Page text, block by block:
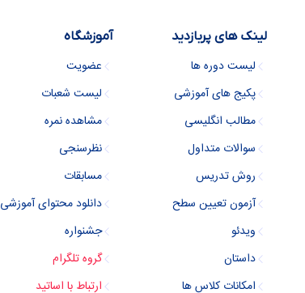
لینک های پربازدید
لیست دوره ها
پکیج های آموزشی
مطالب انگلیسی
سوالات متداول
روش تدریس
آزمون تعیین سطح
ویدئو
داستان
امکانات کلاس ها
آموزشگاه
عضویت
لیست شعبات
مشاهده نمره
نظرسنجی
مسابقات
دانلود محتوای آموزشی
جشنواره
گروه تلگرام
ارتباط با اساتید